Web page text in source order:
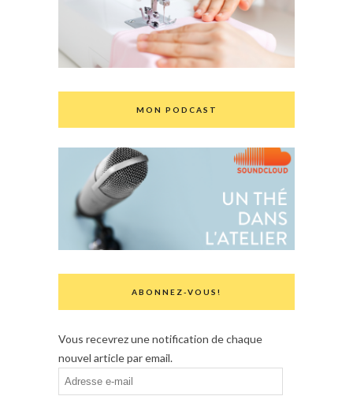
MON PODCAST
ABONNEZ-VOUS!
Vous recevrez une notification de chaque
nouvel article par email.
Adresse